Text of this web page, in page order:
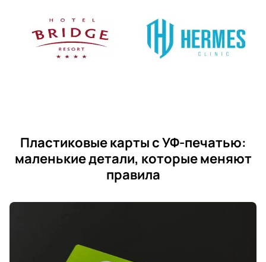
Пластиковые карты с УФ-печатью:
маленькие детали, которые меняют
правила